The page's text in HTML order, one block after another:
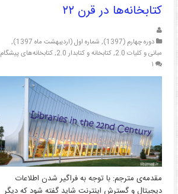
کتابخانه‌ها در قرن ۲۲
دوره چهارم (1397) , شماره اول (اردیبهشت ماه 1397)
,
مبانی و کلیات 2.0
,کتابخانه و کتابدار 2.0 ,کتابخانه‌های پیشگام
۱
مقدمه‌ی مترجم: با توجه به فراگیر شدن اطلاعات
دیجیتال و گسترش اینترنت شاید گفته شود که دیگر